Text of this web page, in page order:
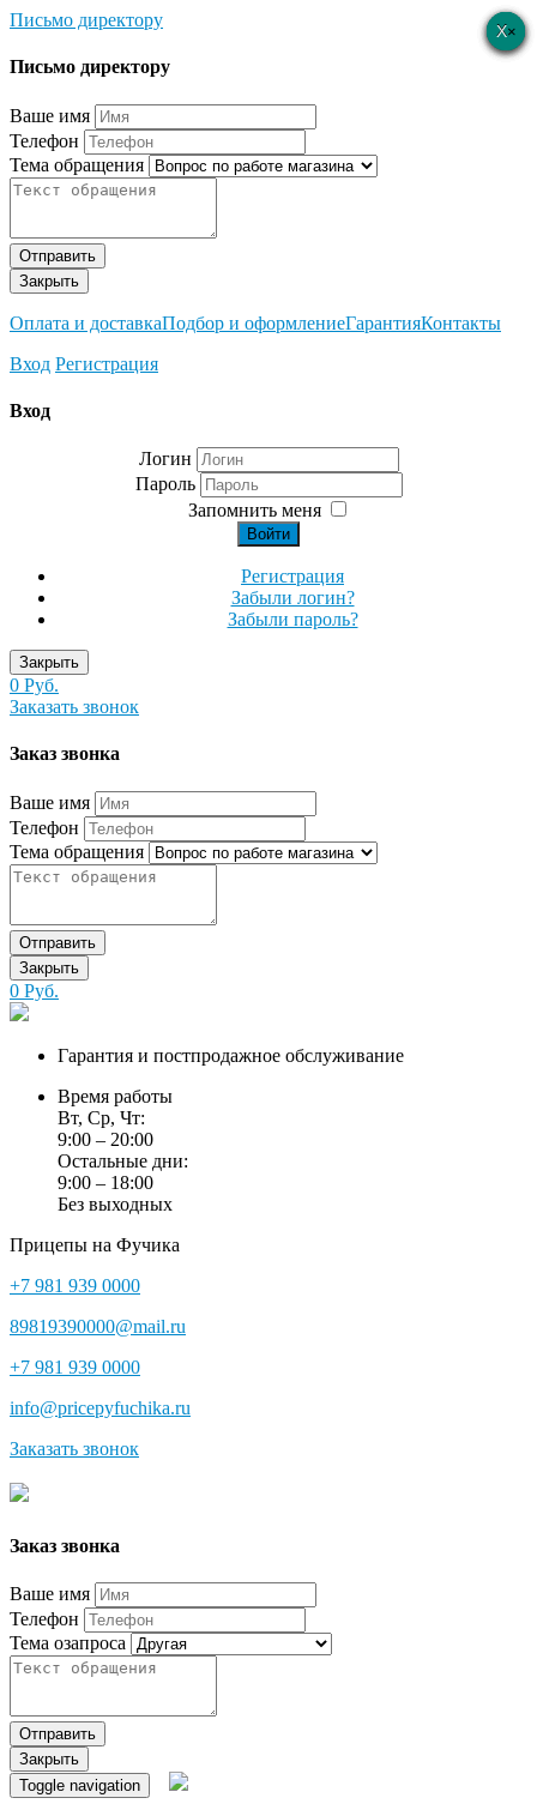
Письмо директору
×
Письмо директору
Ваше имя
Телефон
Тема обращения
Отправить
Закрыть
Оплата и доставкаПодбор и оформлениеГарантияКонтакты
Вход Регистрация
×
Вход
Логин
Пароль
Запомнить меня
Войти
Регистрация
Забыли логин?
Забыли пароль?
Закрыть
0 Руб.
Заказать звонок
×
Заказ звонка
Ваше имя
Телефон
Тема обращения
Отправить
Закрыть
0 Руб.
Гарантия и постпродажное обслуживание
Время работы
Вт, Ср, Чт:
9:00 – 20:00
Остальные дни:
9:00 – 18:00
Без выходных
Прицепы на Фучика
+7 981 939 0000
89819390000@mail.ru
+7 981 939 0000
info@pricepyfuchika.ru
Заказать звонок
×
Заказ звонка
Ваше имя
Телефон
Тема озапроса
Отправить
Закрыть
Toggle navigation
×